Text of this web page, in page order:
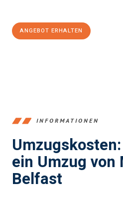
ANGEBOT ERHALTEN
INFORMATIONEN
ein Umzug von
Belfast